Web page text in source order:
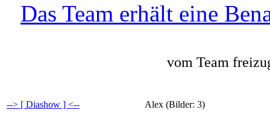
Das Team erhält eine
vom Team
Alex (Bilder: 3)
--> [ Diashow ] <--